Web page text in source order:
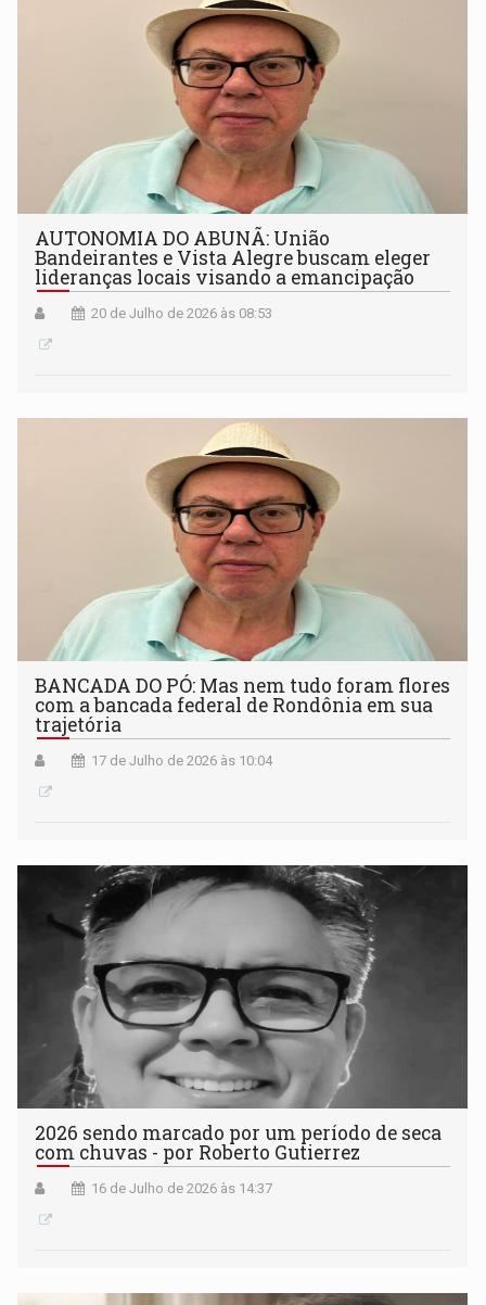
AUTONOMIA DO ABUNÃ: União
Bandeirantes e Vista Alegre buscam eleger
lideranças locais visando a emancipação
20 de Julho de 2026 às 08:53
BANCADA DO PÓ: Mas nem tudo foram flores
com a bancada federal de Rondônia em sua
trajetória
17 de Julho de 2026 às 10:04
2026 sendo marcado por um período de seca
com chuvas - por Roberto Gutierrez
16 de Julho de 2026 às 14:37